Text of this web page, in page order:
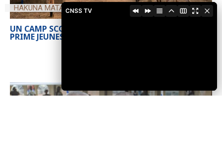
HAKUNA MATATA 2026
UN CAMP SCOUT POUR L’EVEIL CITOYEN DE LA
PRIME JEUNESSE
CNSS TV